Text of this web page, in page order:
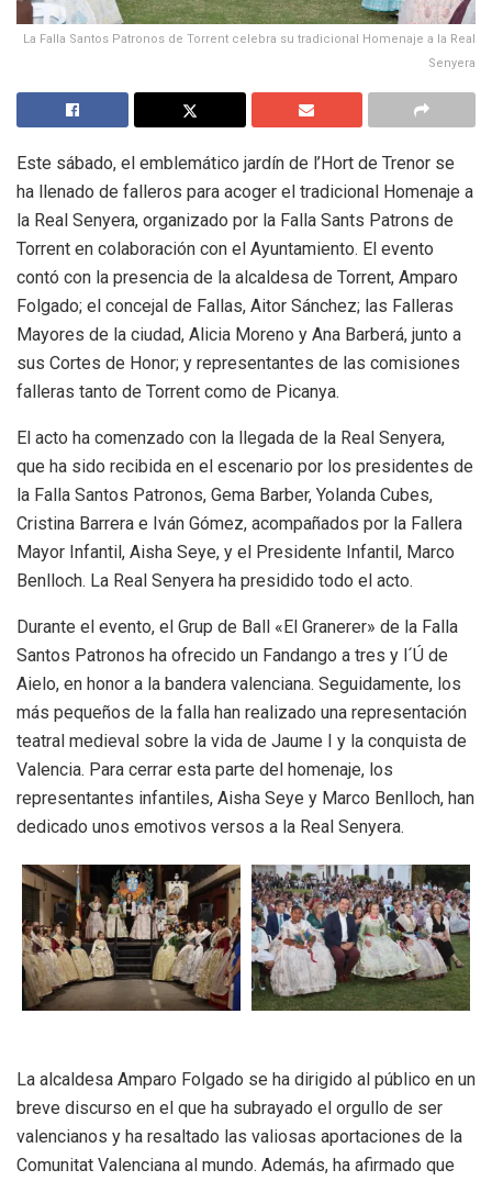
La Falla Santos Patronos de Torrent celebra su tradicional Homenaje a la Real
Senyera
Este sábado, el emblemático jardín de l’Hort de Trenor se
ha llenado de falleros para acoger el tradicional Homenaje a
la Real Senyera, organizado por la Falla Sants Patrons de
Torrent en colaboración con el Ayuntamiento. El evento
contó con la presencia de la alcaldesa de Torrent, Amparo
Folgado; el concejal de Fallas, Aitor Sánchez; las Falleras
Mayores de la ciudad, Alicia Moreno y Ana Barberá, junto a
sus Cortes de Honor; y representantes de las comisiones
falleras tanto de Torrent como de Picanya.
El acto ha comenzado con la llegada de la Real Senyera,
que ha sido recibida en el escenario por los presidentes de
la Falla Santos Patronos, Gema Barber, Yolanda Cubes,
Cristina Barrera e Iván Gómez, acompañados por la Fallera
Mayor Infantil, Aisha Seye, y el Presidente Infantil, Marco
Benlloch. La Real Senyera ha presidido todo el acto.
Durante el evento, el Grup de Ball «El Granerer» de la Falla
Santos Patronos ha ofrecido un Fandango a tres y l´Ú de
Aielo, en honor a la bandera valenciana. Seguidamente, los
más pequeños de la falla han realizado una representación
teatral medieval sobre la vida de Jaume I y la conquista de
Valencia. Para cerrar esta parte del homenaje, los
representantes infantiles, Aisha Seye y Marco Benlloch, han
dedicado unos emotivos versos a la Real Senyera.
La alcaldesa Amparo Folgado se ha dirigido al público en un
breve discurso en el que ha subrayado el orgullo de ser
valencianos y ha resaltado las valiosas aportaciones de la
Comunitat Valenciana al mundo. Además, ha afirmado que